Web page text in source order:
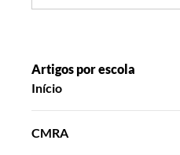
Artigos por escola
Início
CMRA